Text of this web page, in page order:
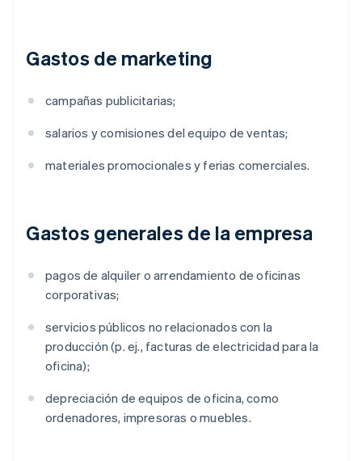
Gastos de marketing
campañas publicitarias;
salarios y comisiones del equipo de ventas;
materiales promocionales y ferias comerciales.
Gastos generales de la empresa
pagos de alquiler o arrendamiento de oficinas
corporativas;
servicios públicos no relacionados con la
producción (p. ej., facturas de electricidad para la
oficina);
depreciación de equipos de oficina, como
ordenadores, impresoras o muebles.